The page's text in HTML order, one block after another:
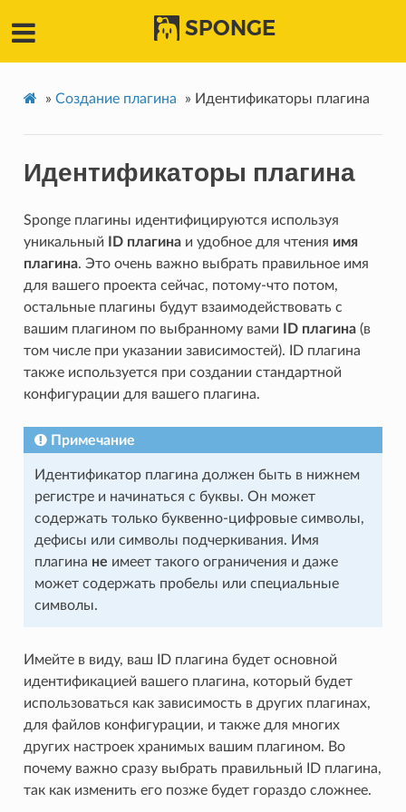
SPONGE
» Создание плагина » Идентификаторы плагина
Идентификаторы плагина
Sponge плагины идентифицируются используя
уникальный
ID плагинаи удобное для чтения имя
плагина. Это очень важно выбрать правильное имя
для вашего проекта сейчас, потому-что потом,
остальные плагины будут взаимодействовать с
вашим плагином по выбранному вами
ID плагина(в
том числе при указании зависимостей). ID плагина
также используется при создании стандартной
конфигурации для вашего плагина.
Примечание
Идентификатор плагина должен быть в нижнем
регистре и начинаться с буквы. Он может
содержать только буквенно-цифровые символы,
дефисы или символы подчеркивания. Имя
плагина не имеет такого ограничения и даже
может содержать пробелы или специальные
символы.
Имейте в виду, ваш ID плагина будет основной
идентификацией вашего плагина, который будет
использоваться как зависимость в других плагинах,
для файлов конфигурации, и также для многих
других настроек хранимых вашим плагином. Во
почему важно сразу выбрать правильный ID плагина,
так как изменить его позже будет гораздо сложнее.